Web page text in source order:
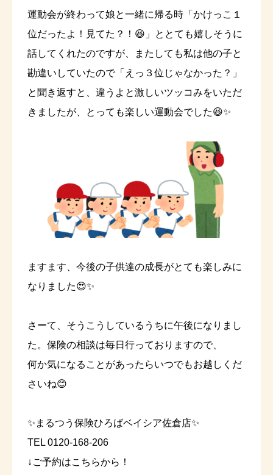
運動会が終わって娘と一緒に帰る時「かけっこ１
位だったよ！見てた？！😆」ととても嬉しそうに
話してくれたのですが、またしても私は他の子と
勘違いしていたので「えっ３位じゃなかった？」
と聞き返すと、違うよと激しいツッコみをいただ
きましたが、とっても楽しい運動会でした😆✨
ますます、今後の子供達の成長がとても楽しみに
なりました😍✨
さーて、そうこうしているうちに午後になりまし
た。保険の相談は毎日行っておりますので、
何か気になることがあったらいつでもお越しくだ
さいね😊
✨まるつう保険ひろばベイシア佐倉店✨
TEL 0120-168-206
↓ご予約はこちらから！